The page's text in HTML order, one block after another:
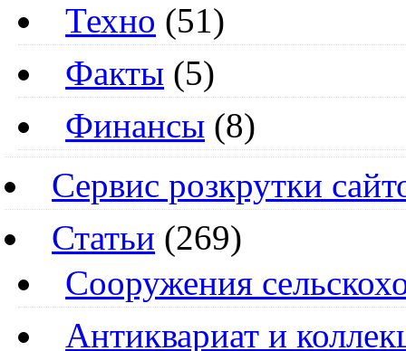
Техно (51)
Факты (5)
Финансы (8)
Сервис розкрутки
Статьи (269)
Cооружения
Антиквариат и